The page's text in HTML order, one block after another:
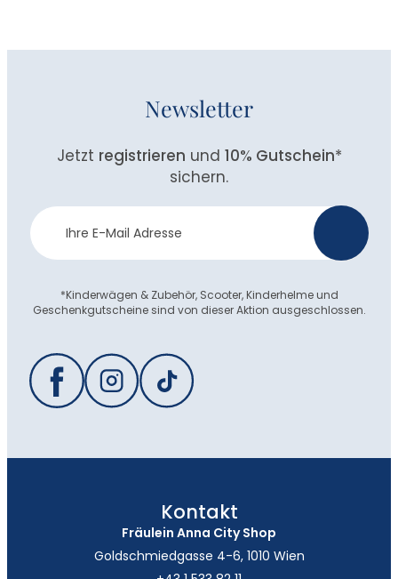
Newsletter
Jetzt registrieren und 10% Gutschein*
sichern.
Newsletter
Anmeldung
*Kinderwägen & Zubehör, Scooter, Kinderhelme und
Geschenkgutscheine sind von dieser Aktion ausgeschlossen.
Kontakt
Fräulein Anna City Shop
Goldschmiedgasse 4-6, 1010 Wien